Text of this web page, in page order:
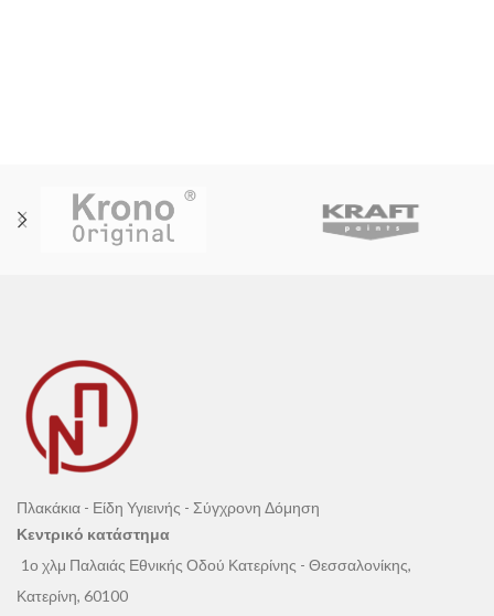
Πλακάκια - Είδη Υγιεινής - Σύγχρονη Δόμηση
Κεντρικό κατάστημα
1ο χλμ Παλαιάς Εθνικής Οδού Κατερίνης - Θεσσαλονίκης,
Κατερίνη, 60100